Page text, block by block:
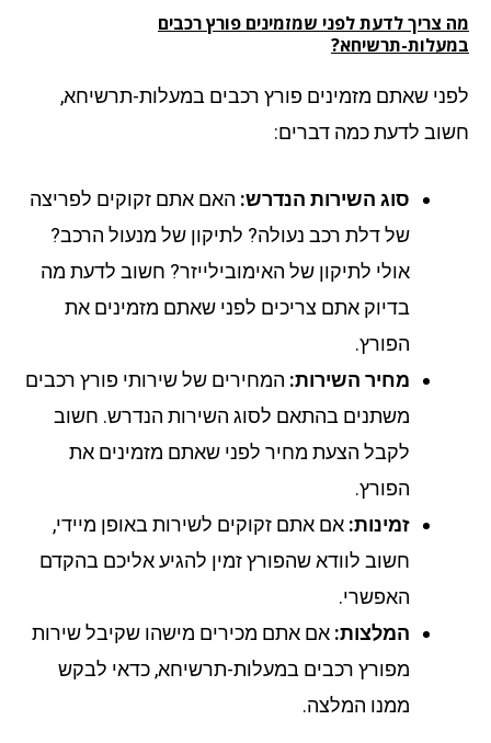
צריך לדעת לפני שמזמינים פורץ רכבים
תרשיחא?
שאתם מזמינים פורץ רכבים במעלות-תרשיחא,
לדעת כמה דברים:
סוג השירות הנדרש:האם אתם זקוקים לפריצה
של דלת רכב נעולה? לתיקון של מנעול הרכב?
אולי לתיקון של האימובילייזר? חשוב לדעת מה
בדיוק אתם צריכים לפני שאתם מזמינים את
הפורץ.
מחיר השירות:המחירים של שירותי פורץ רכבים
משתנים בהתאם לסוג השירות הנדרש. חשוב
לקבל הצעת מחיר לפני שאתם מזמינים את
הפורץ.
זמינות:אם אתם זקוקים לשירות באופן מיידי,
חשוב לוודא שהפורץ זמין להגיע אליכם בהקדם
האפשרי.
המלצות:אם אתם מכירים מישהו שקיבל שירות
מפורץ רכבים במעלות-תרשיחא, כדאי לבקש
ממנו המלצה.